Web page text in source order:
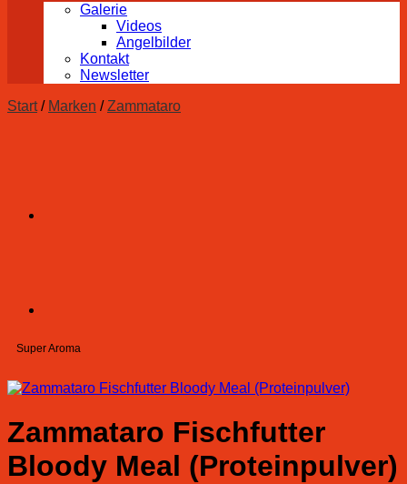
Galerie
Videos
Angelbilder
Kontakt
Newsletter
Start / Marken / Zammataro
Super Aroma
Zammataro Fischfutter
Bloody Meal (Proteinpulver)